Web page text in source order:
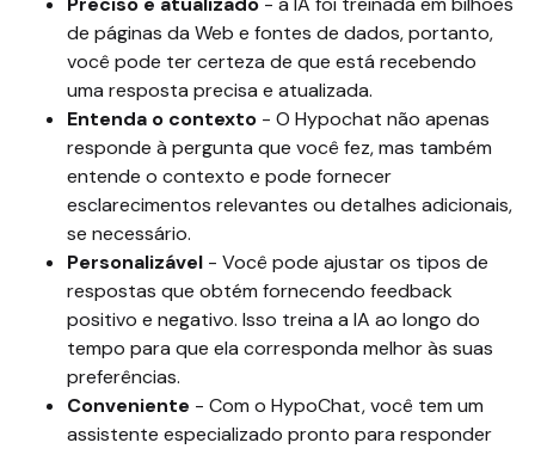
de páginas da Web e fontes de dados, portanto,
você pode ter certeza de que está recebendo
uma resposta precisa e atualizada.
Entenda o contexto - O Hypochat não apenas
responde à pergunta que você fez, mas também
entende o contexto e pode fornecer
esclarecimentos relevantes ou detalhes adicionais,
se necessário.
Personalizável - Você pode ajustar os tipos de
respostas que obtém fornecendo feedback
positivo e negativo. Isso treina a IA ao longo do
tempo para que ela corresponda melhor às suas
preferências.
Conveniente - Com o HypoChat, você tem um
assistente especializado pronto para responder